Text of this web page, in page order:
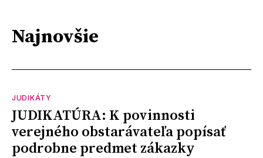
Najnovšie
JUDIKÁTY
JUDIKATÚRA: K povinnosti
verejného obstarávateľa popísať
podrobne predmet zákazky